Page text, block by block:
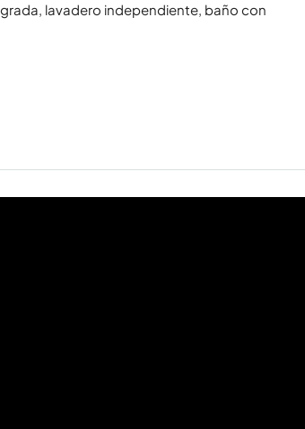
lavadero independiente, baño con